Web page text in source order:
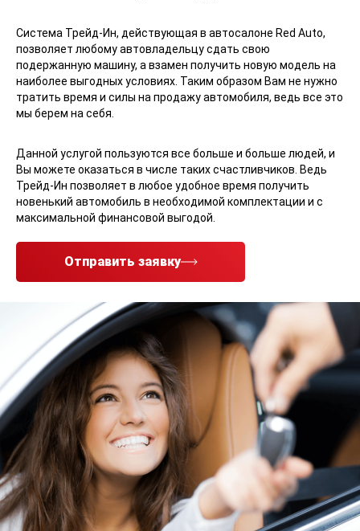
Система Трейд-Ин, действующая в автосалоне Red Auto,
позволяет любому автовладельцу сдать свою
подержанную машину, а взамен получить новую модель на
наиболее выгодных условиях. Таким образом Вам не нужно
тратить время и силы на продажу автомобиля, ведь все это
мы берем на себя.
Данной услугой пользуются все больше и больше людей, и
Вы можете оказаться в числе таких счастливчиков. Ведь
Трейд-Ин позволяет в любое удобное время получить
новенький автомобиль в необходимой комплектации и с
максимальной финансовой выгодой.
Отправить заявку